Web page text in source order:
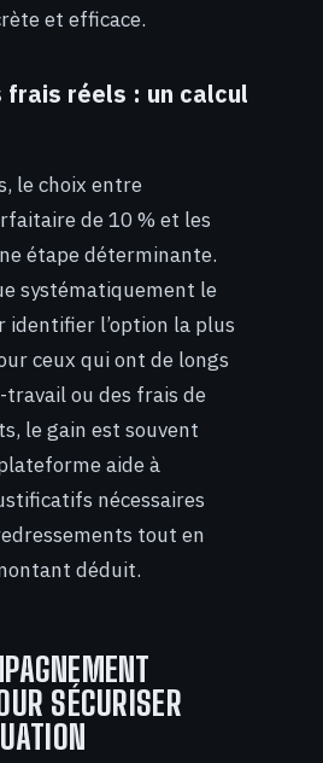
et efficace.
frais réels : un calcul
le choix entre
de 10 % et les
étape déterminante.
systématiquement le
l’option la plus
ceux qui ont de longs
ou des frais de
le gain est souvent
aide à
nécessaires
tout en
déduit.
SÉCURISER